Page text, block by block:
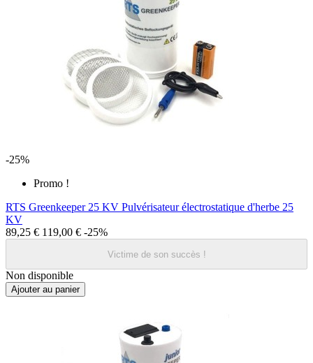
-25%
Promo !
RTS Greenkeeper 25 KV Pulvérisateur électrostatique d'herbe 25
KV
89,25 € 119,00 € -25%
Victime de son succès !
Non disponible
Ajouter au panier